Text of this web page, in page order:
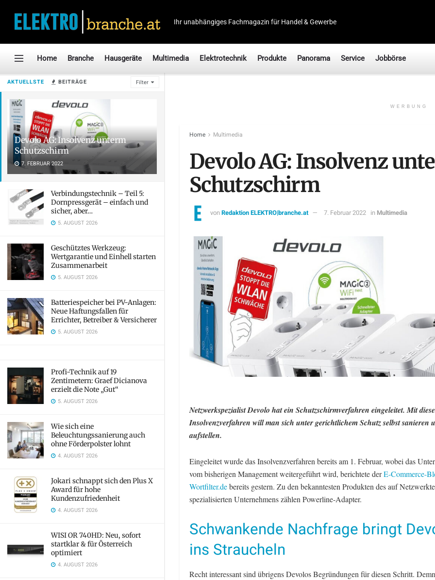
AKTUELLSTE BEITRÄGE Filter
Devolo AG: Insolvenz unterm
Schutzschirm
7. FEBRUAR 2022
Verbindungstechnik – Teil 5:
Dornpressgerät – einfach und
sicher, aber…
5. AUGUST 2026
Geschütztes Werkzeug:
Wertgarantie und Einhell starten
Zusammenarbeit
5. AUGUST 2026
Batteriespeicher bei PV-Anlagen:
Neue Haftungsfallen für
Errichter, Betreiber & Versicherer
5. AUGUST 2026
Profi-Technik auf 19
Zentimetern: Graef Dicianova
erzielt die Note „Gut“
5. AUGUST 2026
Wie sich eine
Beleuchtungssanierung auch
ohne Förderpolster lohnt
4. AUGUST 2026
Jokari schnappt sich den Plus X
Award für hohe
Kundenzufriedenheit
4. AUGUST 2026
WISI OR 740HD: Neu, sofort
startklar & für Österreich
optimiert
4. AUGUST 2026
Ihr unabhängiges Fachmagazin für Handel & Gewerbe
Home Branche Hausgeräte Multimedia Elektrotechnik Produkte Panorama Service Jobbörse
WERBUNG
Home Multimedia
Devolo AG: Insolvenz
Schutzschirm
vonRedaktion ELEKTRO|branche.at 7. Februar 2022 in Multimedia
Netzwerkspezialist Devolo hat ein Schutzschirmverfahren eingeleitet. Mit
Insolvenzverfahren will man sich unter gerichtlichem Schutz selbst sanieren
aufstellen.
Eingeleitet wurde das Insolvenzverfahren bereits am 1. Februar, wobei das
vom bisherigen Management weitergeführt wird, berichtete derE-Commerce-
Wortfilter.debereits gestern. Zu den bekanntesten Produkten des auf
spezialisierten Unternehmens zählen Powerline-Adapter.
Schwankende Nachfrage bringt
ins Straucheln
Recht interessant sind übrigens Devolos Begründungen für diesen Schritt.